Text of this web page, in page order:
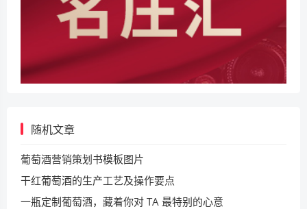
随机文章
葡萄酒营销策划书模板图片
干红葡萄酒的生产工艺及操作要点
一瓶定制葡萄酒，藏着你对 TA 最特别的心意